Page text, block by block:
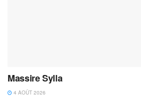
Massire Sylla
4 AOÛT 2026